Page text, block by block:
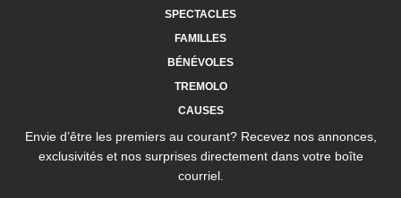
SPECTACLES
FAMILLES
BÉNÉVOLES
TREMOLO
CAUSES
Envie d’être les premiers au courant? Recevez nos annonces,
exclusivités et nos surprises directement dans votre boîte
courriel.